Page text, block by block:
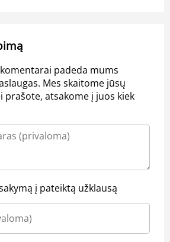
padeda mums
Mes skaitome jūsų
prašote, atsakome į juos kiek
į pateiktą užklausą